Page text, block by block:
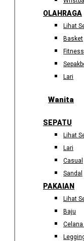
OLAHRAGA
Lihat
Basket
Fitness
Lari
Wanita
SEPATU
Lihat
Lari
Casual
Sandal
PAKAIAN
Lihat
Baju